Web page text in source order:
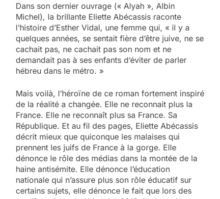
Dans son dernier ouvrage (« Alyah », Albin
Michel), la brillante Eliette Abécassis raconte
l’histoire d’Esther Vidal, une femme qui, « il y a
quelques années, se sentait fière d’être juive, ne se
cachait pas, ne cachait pas son nom et ne
demandait pas à ses enfants d’éviter de parler
hébreu dans le métro. »
Mais voilà, l’héroïne de ce roman fortement inspiré
de la réalité a changée. Elle ne reconnait plus la
France. Elle ne reconnaît plus sa France. Sa
République. Et au fil des pages, Eliette Abécassis
décrit mieux que quiconque les malaises qui
prennent les juifs de France à la gorge. Elle
dénonce le rôle des médias dans la montée de la
haine antisémite. Elle dénonce l’éducation
nationale qui n’assure plus son rôle éducatif sur
certains sujets, elle dénonce le fait que lors des